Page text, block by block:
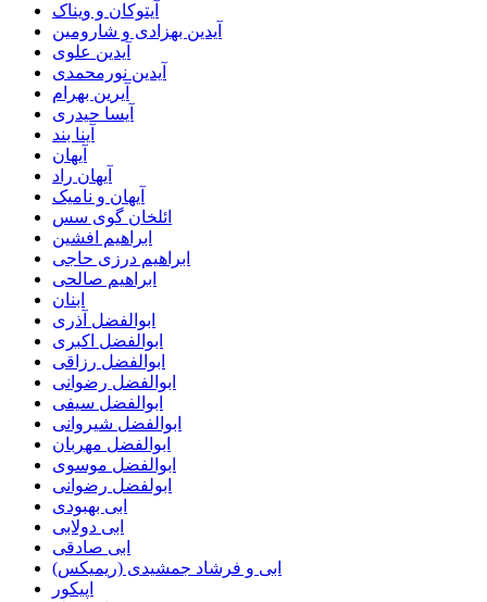
آیتوکان و ویناک
آیدین بهزادی و شارومین
آیدین علوی
آیدین نورمحمدی
آیرین بهرام
آیسا حیدری
آینا بند
آیهان
آیهان راد
آیهان و نامیک
ائلخان گوی سس
ابراهیم افشین
ابراهیم درزی حاجی
ابراهیم صالحی
ابنان
ابوالفضل آذری
ابوالفضل اکبری
ابوالفضل رزاقی
ابوالفضل رضوانی
ابوالفضل سیفی
ابوالفضل شیروانی
ابوالفضل مهربان
ابوالفضل موسوی
ابولفضل رضوانی
ابی بهبودی
ابی دولابی
ابی صادقی
ابی و فرشاد جمشیدی (ریمیکس)
اپیکور